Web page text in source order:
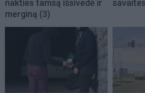
nakties tamsą išsivedė ir
merginą (3)
savaites